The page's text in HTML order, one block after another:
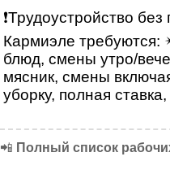
❗Трудоустройство
Кармиэле требуются:
блюд, смены утро/
мясник, смены
уборку, полная
📲 Полный список